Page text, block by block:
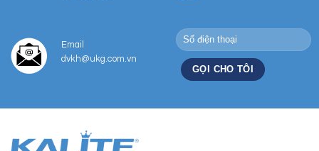
Email
dvkh@ukg.com.vn